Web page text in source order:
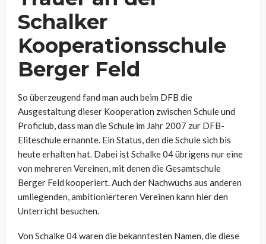
Schalker
Kooperationsschule
Berger Feld
So überzeugend fand man auch beim DFB die
Ausgestaltung dieser Kooperation zwischen Schule und
Proficlub, dass man die Schule im Jahr 2007 zur DFB-
Eliteschule ernannte. Ein Status, den die Schule sich bis
heute erhalten hat. Dabei ist Schalke 04 übrigens nur eine
von mehreren Vereinen, mit denen die Gesamtschule
Berger Feld kooperiert. Auch der Nachwuchs aus anderen
umliegenden, ambitionierteren Vereinen kann hier den
Unterricht besuchen.
Von Schalke 04 waren die bekanntesten Namen, die diese